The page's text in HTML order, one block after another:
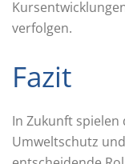
verfolgen.
Fazit
In Zukunft spielen
Umweltschutz und